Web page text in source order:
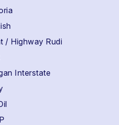
/ Highway Rudi
Interstate